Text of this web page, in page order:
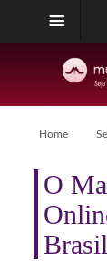
Home
O
Brasil